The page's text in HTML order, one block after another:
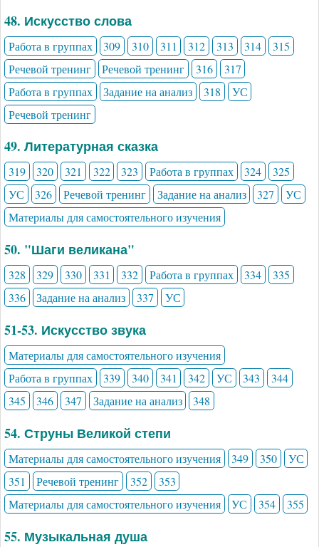
48. Искусство слова
Работа в группах 309 310 311 312 313 314
315
Речевой тренинг
Речевой тренинг 316
317
Работа в группах
Задание на анализ 318
УС
Речевой тренинг
49. Литературная сказка
319 320 321 322 323 Работа в группах 324
325
УС
326 Речевой тренинг Задание на анализ 327
УС
Материалы для самостоятельного изучения
50. "Шаги великана"
328 329 330 331 332 Работа в группах 334
335
336
Задание на анализ 337 УС
51-53. Искусство звука
Материалы для самостоятельного изучения
Работа в группах
339 340 341 342 УС 343
344
345
346 347 Задание на анализ 348
54. Струны Великой степи
Материалы для самостоятельного изучения 349 350
УС
351
Речевой тренинг 352
353
Материалы для самостоятельного изучения
УС 354 355
55. Музыкальная душа